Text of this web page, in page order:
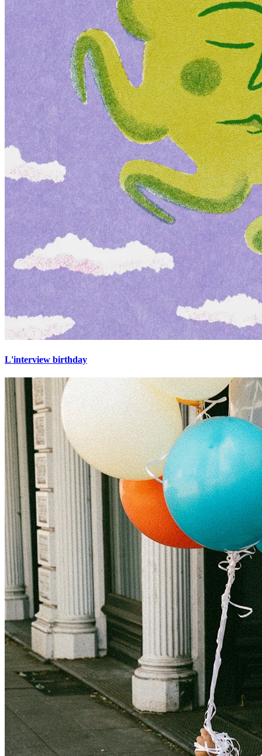
L'interview birthday